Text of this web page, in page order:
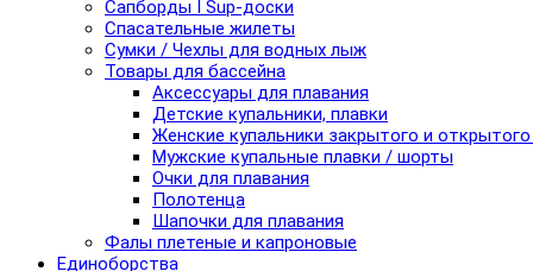
Сапборды I Sup-доски
Спасательные жилеты
Сумки / Чехлы для водных лыж
Товары для бассейна
Аксессуары для плавания
Детские купальники, плавки
Женские купальники закрытого и
Мужские купальные плавки / шорты
Очки для плавания
Полотенца
Шапочки для плавания
Фалы плетеные и капроновые
Единоборства